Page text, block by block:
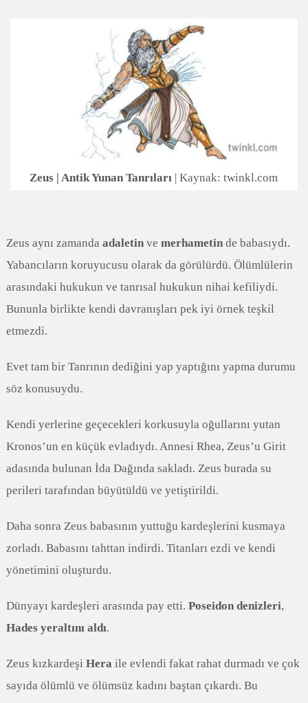
Zeus | Antik Yunan Tanrıları | Kaynak: twinkl.com
Zeus aynı zamanda adaletinve merhametinde babasıydı.
Yabancıların koruyucusu olarak da görülürdü. Ölümlülerin
arasındaki hukukun ve tanrısal hukukun nihai kefiliydi.
Bununla birlikte kendi davranışları pek iyi örnek teşkil
etmezdi.
Evet tam bir Tanrının dediğini yap yaptığını yapma durumu
söz konusuydu.
Kendi yerlerine geçecekleri korkusuyla oğullarını yutan
Kronos’un en küçük evladıydı. Annesi Rhea, Zeus’u Girit
adasında bulunan İda Dağında sakladı. Zeus burada su
perileri tarafından büyütüldü ve yetiştirildi.
Daha sonra Zeus babasının yuttuğu kardeşlerini kusmaya
zorladı. Babasını tahttan indirdi. Titanları ezdi ve kendi
yönetimini oluşturdu.
Dünyayı kardeşleri arasında pay etti. Poseidon denizleri,
Hades yeraltını aldı.
Zeus kızkardeşi Hera ile evlendi fakat rahat durmadı ve çok
sayıda ölümlü ve ölümsüz kadını baştan çıkardı. Bu